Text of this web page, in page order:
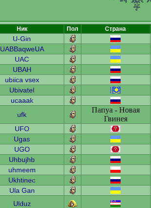
Ник Пол Страна
U-Gin
UABBaqweUA
UAC
UBAH
ubiica vsex
Ubivatel
ucaaak
ufk
Папуа - Новая
Гвинея
UFO
Ugas
UGO
Uhbujhb
uhmeem
Ukhtinec
Ula Gan
Ulduz